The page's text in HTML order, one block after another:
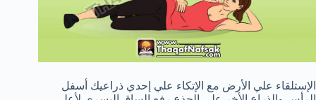
الإستلقاء علي الأرض مع الإتكاء علي إحدي ذراعيك أسفل